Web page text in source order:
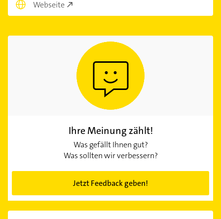
Webseite
Ihre Meinung zählt!
Was gefällt Ihnen gut?
Was sollten wir verbessern?
Jetzt Feedback geben!